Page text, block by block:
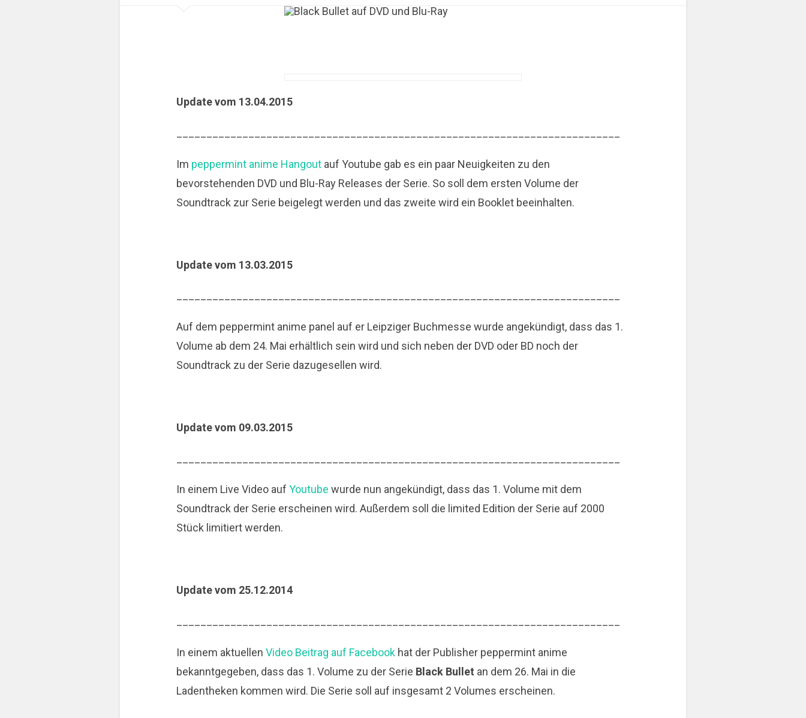
Update vom 13.04.2015
Im peppermint anime Hangout auf Youtube gab es ein paar Neuigkeiten zu den
bevorstehenden DVD und Blu-Ray Releases der Serie. So soll dem ersten Volume der
Soundtrack zur Serie beigelegt werden und das zweite wird ein Booklet beeinhalten.
Update vom 13.03.2015
Auf dem peppermint anime panel auf er Leipziger Buchmesse wurde angekündigt, dass das 1.
Volume ab dem 24. Mai erhältlich sein wird und sich neben der DVD oder BD noch der
Soundtrack zu der Serie dazugesellen wird.
Update vom 09.03.2015
In einem Live Video aufYoutube wurde nun angekündigt, dass das 1. Volume mit dem
Soundtrack der Serie erscheinen wird. Außerdem soll die limited Edition der Serie auf 2000
Stück limitiert werden.
Update vom 25.12.2014
In einem aktuellenVideo Beitrag auf Facebook hat der Publisher peppermint anime
bekanntgegeben, dass das 1. Volume zu der Serie Black Bullet an dem 26. Mai in die
Ladentheken kommen wird. Die Serie soll auf insgesamt 2 Volumes erscheinen.